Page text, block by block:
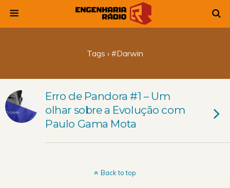
Tags › #darwin
Erro de Pandora #1 – Um
olhar sobre a Evolução com
Paulo Gama Mota
Back to top